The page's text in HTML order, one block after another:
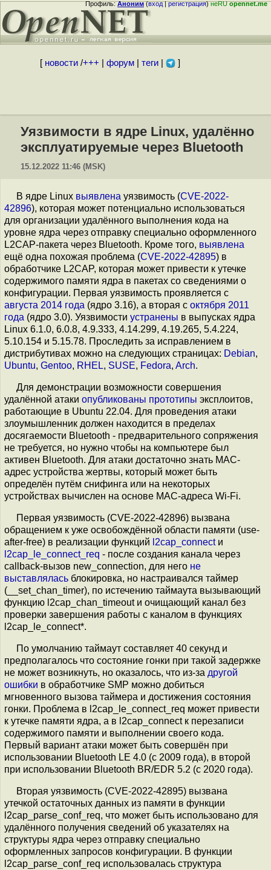
Профиль:Аноним(вход|регистрация)неRUopennet.me
[ новости/+++ форум| теги| ]
Уязвимости в ядре Linux, удалённо
эксплуатируемые через Bluetooth
15.12.2022 11:46 (MSK)
В ядре Linux выявлена уязвимость (CVE-2022-
42896), которая может потенциально использоваться
для организации удалённого выполнения кода на
уровне ядра через отправку специально оформленного
L2CAP-пакета через Bluetooth. Кроме того, выявлена
ещё одна похожая проблема (CVE-2022-42895) в
обработчике L2CAP, которая может привести к утечке
содержимого памяти ядра в пакетах со сведениями о
конфигурации. Первая уязвимость проявляется с
августа 2014 года (ядро 3.16), а вторая с октября 2011
года (ядро 3.0). Уязвимости устранены в выпусках ядра
Linux 6.1.0, 6.0.8, 4.9.333, 4.14.299, 4.19.265, 5.4.224,
5.10.154 и 5.15.78. Проследить за исправлением в
дистрибутивах можно на следующих страницах: Debian,
Ubuntu, Gentoo, RHEL, SUSE, Fedora, Arch.
Для демонстрации возможности совершения
удалённой атаки опубликованы прототипы эксплоитов,
работающие в Ubuntu 22.04. Для проведения атаки
злоумышленник должен находится в пределах
досягаемости Bluetooth - предварительного сопряжения
не требуется, но нужно чтобы на компьютере был
активен Bluetooth. Для атаки достаточно знать MAC-
адрес устройства жертвы, который может быть
определён путём снифинга или на некоторых
устройствах вычислен на основе MAC-адреса Wi-Fi.
Первая уязвимость (CVE-2022-42896) вызвана
обращением к уже освобождённой области памяти (use-
after-free) в реализации функций l2cap_connectи
l2cap_le_connect_req - после создания канала через
callback-вызов new_connection, для него не
выставлялась блокировка, но настраивался таймер
(__set_chan_timer), по истечению таймаута вызывающий
функцию l2cap_chan_timeout и очищающий канал без
проверки завершения работы с каналом в функциях
l2cap_le_connect*.
По умолчанию таймаут составляет 40 секунд и
предполагалось что состояние гонки при такой задержке
не может возникнуть, но оказалось, что из-за другой
ошибки в обработчике SMP можно добиться
мгновенного вызова таймера и достижения состояния
гонки. Проблема в l2cap_le_connect_req может привести
к утечке памяти ядра, а в l2cap_connect к перезаписи
содержимого памяти и выполнении своего кода.
Первый вариант атаки может быть совершён при
использовании Bluetooth LE 4.0 (с 2009 года), в второй
при использовании Bluetooth BR/EDR 5.2 (с 2020 года).
Вторая уязвимость (CVE-2022-42895) вызвана
утечкой остаточных данных из памяти в функции
l2cap_parse_conf_req, что может быть использовано для
удалённого получения сведений об указателях на
структуры ядра через отправку специально
оформленных запросов конфигурации. В функции
l2cap_parse_conf_req использовалась структура